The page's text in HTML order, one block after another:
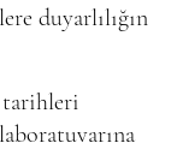
duyarlılığın
tarihleri